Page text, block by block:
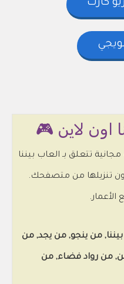
كارت
اون لاين 🎮
ألعاب مجانية تتعلق بـ العاب بيننا
تنزيلها من متصفحك.
100%, العاب بيننا, من ينجو, من يجد, من
من رواد فضاء, من